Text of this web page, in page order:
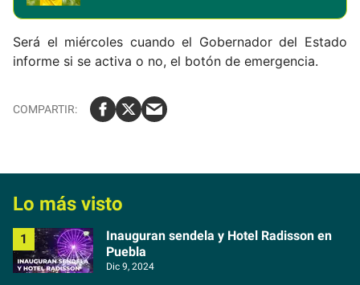
Será el miércoles cuando el Gobernador del Estado
informe si se activa o no, el botón de emergencia.
Lo más visto
Inauguran sendela y Hotel Radisson en
Puebla
Dic 9, 2024